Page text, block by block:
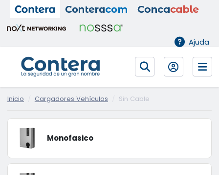
Ajuda
Inicio Cargadores Vehículos Sin Cable
Monofasico